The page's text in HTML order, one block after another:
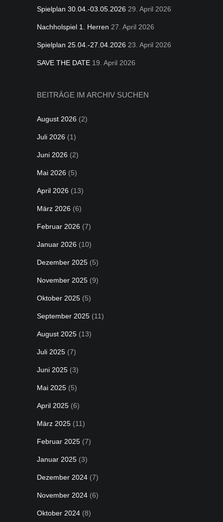
Spielplan 30.04.-03.05.2026 29. April 2026
Nachholspiel 1. Herren 27. April 2026
Spielplan 25.04.-27.04.2026 23. April 2026
SAVE THE DATE 19. April 2026
BEITRÄGE IM ARCHIV SUCHEN
August 2026 (2)
Juli 2026 (1)
Juni 2026 (2)
Mai 2026 (5)
April 2026 (13)
März 2026 (6)
Februar 2026 (7)
Januar 2026 (10)
Dezember 2025 (5)
November 2025 (9)
Oktober 2025 (5)
September 2025 (11)
August 2025 (13)
Juli 2025 (7)
Juni 2025 (3)
Mai 2025 (5)
April 2025 (6)
März 2025 (11)
Februar 2025 (7)
Januar 2025 (3)
Dezember 2024 (7)
November 2024 (6)
Oktober 2024 (8)